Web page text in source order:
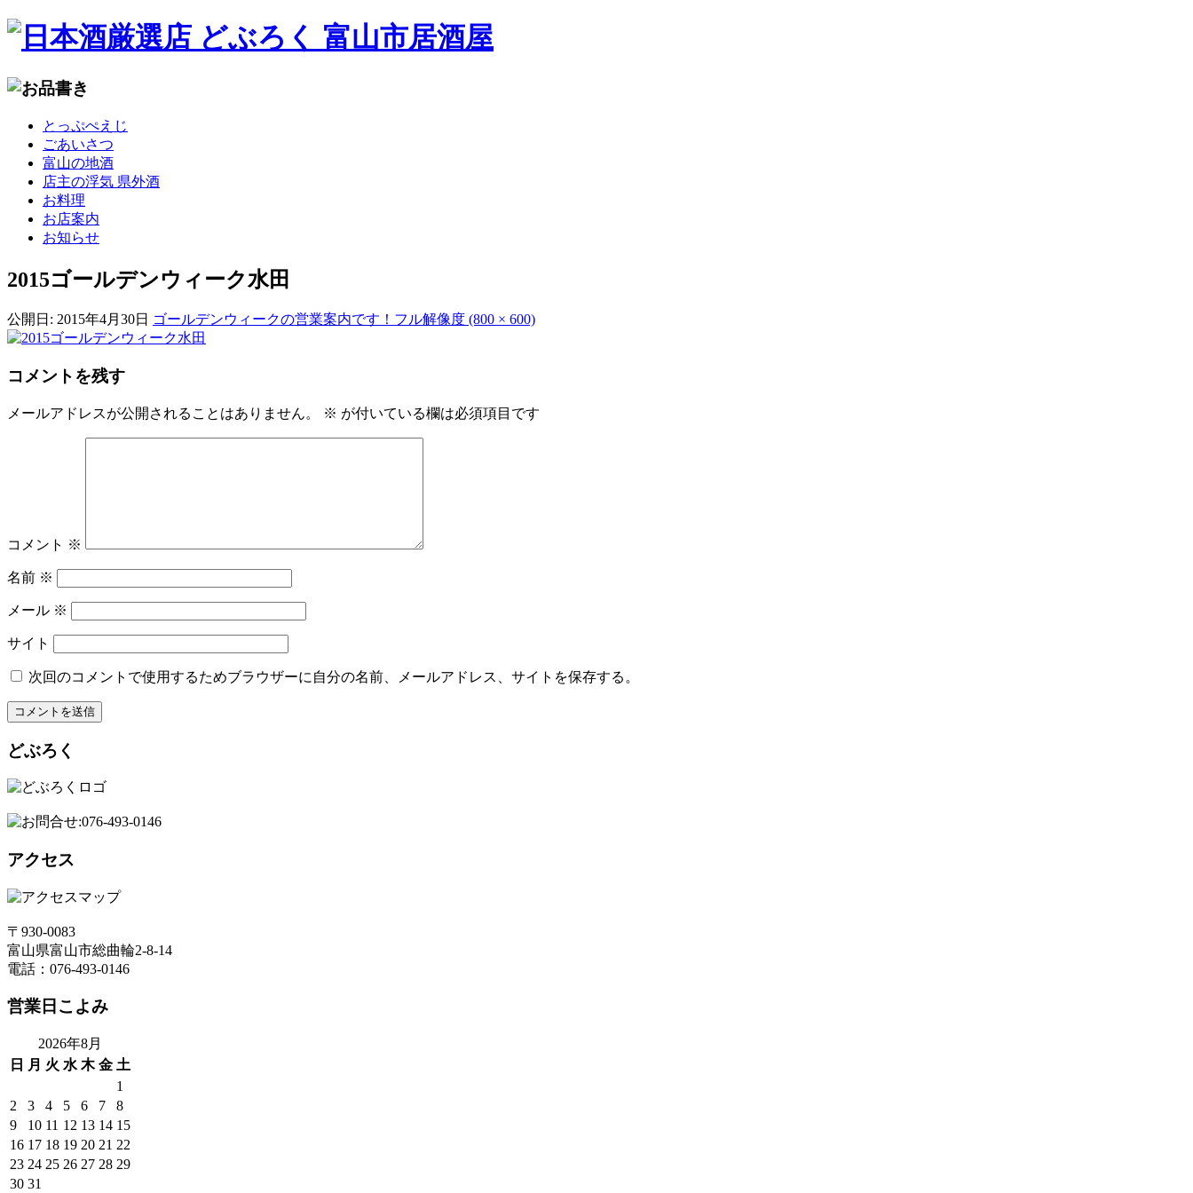
とっぷぺえじ
ごあいさつ
富山の地酒
店主の浮気 県外酒
お料理
お店案内
お知らせ
2015ゴールデンウィーク水田
公開日: 2015年4月30日 ゴールデンウィークの営業案内です！ フル解像度 (800 × 600)
コメントを残す
メールアドレスが公開されることはありません。 ※ が付いている欄は必須項目です
コメント ※
名前 ※
メール ※
サイト
次回のコメントで使用するためブラウザーに自分の名前、メールアドレス、サイトを保存する。
どぶろく
アクセス
〒930-0083
富山県富山市総曲輪2-8-14
電話：076-493-0146
営業日こよみ
2026年8月
日
月 火 水 木 金 土
1
2
3 4 5 6 7
8
9
10 11 12 13 14 15
16 17 18 19 20 21 22
23 24 25 26 27 28 29
30 31